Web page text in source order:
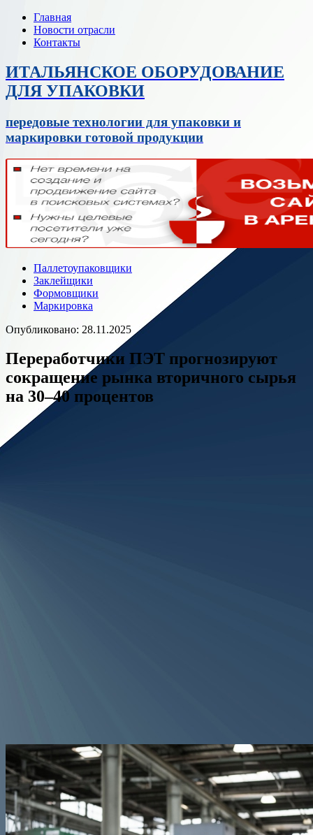
Главная
Новости отрасли
Контакты
ИТАЛЬЯНСКОЕ ОБОРУДОВАНИЕ
ДЛЯ УПАКОВКИ
передовые технологии для упаковки и
маркировки готовой продукции
Паллетоупаковщики
Заклейщики
Формовщики
Маркировка
Опубликовано: 28.11.2025
Переработчики ПЭТ прогнозируют
сокращение рынка вторичного сырья
на 30–40 процентов